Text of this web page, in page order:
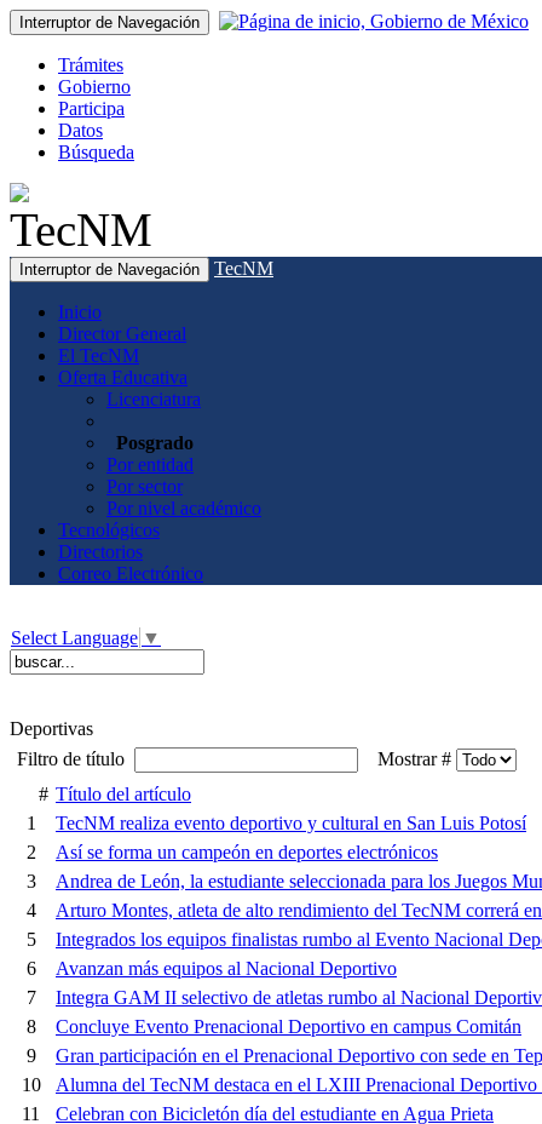
Interruptor de Navegación
Trámites
Gobierno
Participa
Datos
Búsqueda
Interruptor de Navegación TecNM
Inicio
Director General
El TecNM
Oferta Educativa
Licenciatura
Posgrado
Por entidad
Por sector
Por nivel académico
Tecnológicos
Directorios
Correo Electrónico
Select Language ▼
Deportivas
Filtro de título
Mostrar #
# Título del artículo
1
TecNM realiza evento deportivo y cultural en San Luis Potosí
2
Así se forma un campeón en deportes electrónicos
3
Andrea de León, la estudiante seleccionada para los Juegos
4
Arturo Montes, atleta de alto rendimiento del TecNM correrá
5
Integrados los equipos finalistas rumbo al Evento Nacional
6
Avanzan más equipos al Nacional Deportivo
7
Integra GAM II selectivo de atletas rumbo al Nacional
8
Concluye Evento Prenacional Deportivo en campus Comitán
9
Gran participación en el Prenacional Deportivo con sede en
10
Alumna del TecNM destaca en el LXIII Prenacional
11
Celebran con Bicicletón día del estudiante en Agua Prieta